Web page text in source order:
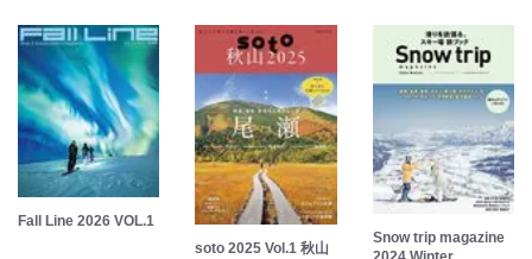
Fall Line 2026 VOL.1
soto 2025 Vol.1 秋山
Snow trip magazine